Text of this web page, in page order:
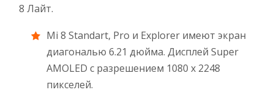
8 Лайт.
Mi 8 Standart, Pro и Explorer имеют экран
диагональю 6.21 дюйма. Дисплей Super
AMOLED с разрешением 1080 x 2248
пикселей.